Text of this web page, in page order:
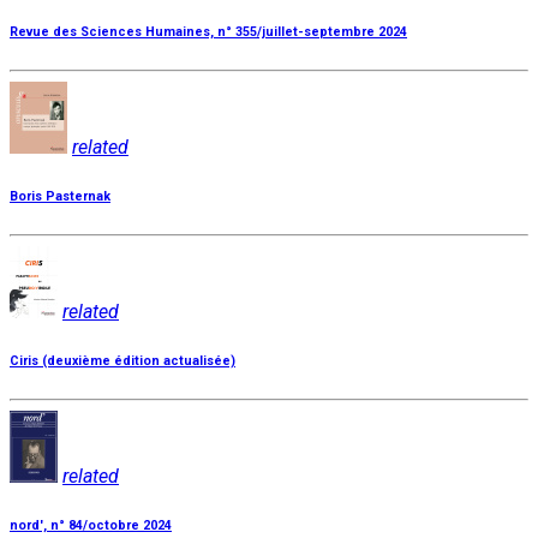
Revue des Sciences Humaines, n° 355/juillet-septembre 2024
related
Boris Pasternak
related
Ciris (deuxième édition actualisée)
related
nord', n° 84/octobre 2024